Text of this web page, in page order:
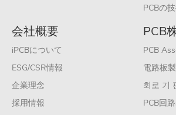
PCBの
会社概要
iPCBについて
ESG/CSR情報
企業理念
採用情報
PCB
PCB
電路板
회로 기
PCB回